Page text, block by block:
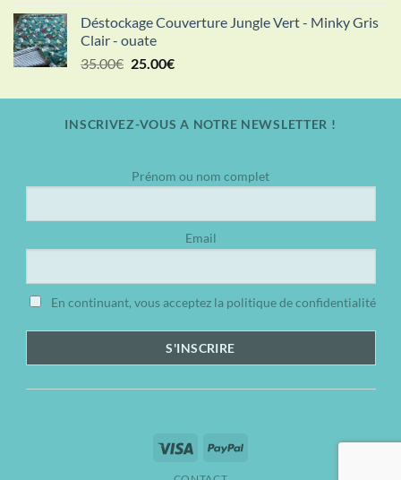
initial
était :
34.00€.
actuel
21.00€.
Déstockage Couverture Jungle Vert - Minky Gris
Clair - ouate
35.00€ Le
initial
était :
25.00€Le
actuel
est :
INSCRIVEZ-VOUS A NOTRE NEWSLETTER !
Prénom ou nom complet
Email
En continuant, vous acceptez la politique de confidentialité
Visa PayPal